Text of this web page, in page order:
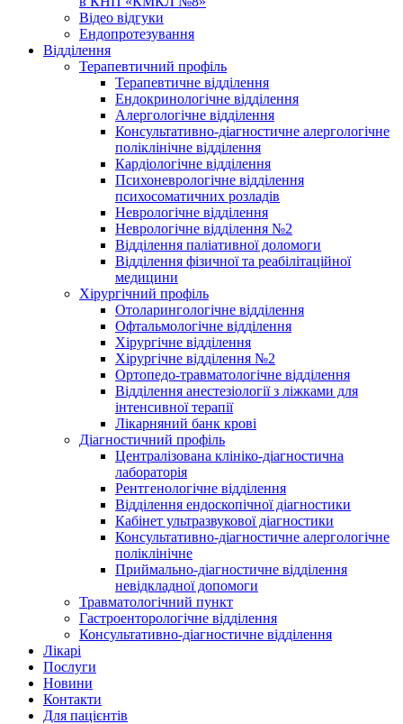
Відео відгуки
Ендопротезування
Відділення
Терапевтичний профіль
Терапевтичне відділення
Ендокринологічне відділення
Алергологічне відділення
Консультативно-діагностичне алергологічне
поліклінічне відділення
Кардіологічне відділення
Психоневрологічне відділення
психосоматичних розладів
Неврологічне відділення
Неврологічне відділення №2
Відділення паліативної доломоги
Відділення фізичної та реабілітаційної
медицини
Хірургічний профіль
Отоларингологічне відділення
Офтальмологічне відділення
Хірургічне відділення
Хірургічне відділення №2
Ортопедо-травматологічне відділення
Відділення анестезіології з ліжками для
інтенсивної терапії
Лікарняний банк крові
Діагностичний профіль
Централізована клініко-діагностична
лабораторія
Рентгенологічне відділення
Відділення ендоскопічної діагностики
Кабінет ультразвукової діагностики
Консультативно-діагностичне алергологічне
поліклінічне
Приймально-діагностичне відділення
невідкладної допомоги
Травматологічний пункт
Гастроенторологічне відділення
Консультативно-діагностичне відділення
Лікарі
Послуги
Новини
Контакти
Для пацієнтів